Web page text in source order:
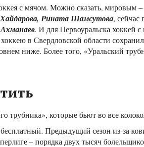
с мячом. Можно сказать, мировым
Рината Шамсутова, сейчас
. И для Первоуральска хоккей
в Свердловской области
ниже. Более того, «Уральский
трубника», которые бьют во все
Предыдущий сезон из-за
– порядка двух тысяч